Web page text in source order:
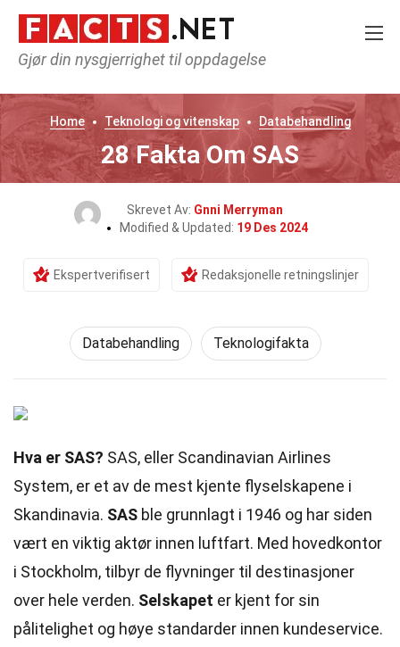
Gjør din nysgjerrighet til oppdagelse
Home Teknologi og vitenskap Databehandling
28 Fakta Om SAS
Skrevet Av: Gnni Merryman
Modified & Updated: 19 Des 2024
Ekspertverifisert Redaksjonelle retningslinjer
Databehandling Teknologifakta
Hva er SAS? SAS, eller Scandinavian Airlines
System, er et av de mest kjente flyselskapene i
Skandinavia. SAS ble grunnlagt i 1946 og har siden
vært en viktig aktør innen luftfart. Med hovedkontor
i Stockholm, tilbyr de flyvninger til destinasjoner
over hele verden. Selskapet er kjent for sin
pålitelighet og høye standarder innen kundeservice.